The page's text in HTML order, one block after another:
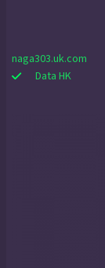
naga303.uk.com
Data HK